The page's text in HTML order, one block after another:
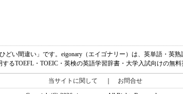
どい間違い」です。eigonary（エイゴナリー）は、英単語・英
するTOEFL・TOEIC・英検の英語学習辞書・大学入試向けの無料
当サイトに関して お問合せ